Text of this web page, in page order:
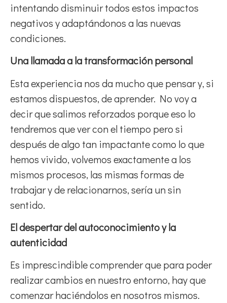
intentando disminuir todos estos impactos
negativos y adaptándonos a las nuevas
condiciones.
Una llamada a la transformación personal
Esta experiencia nos da mucho que pensar y, si
estamos dispuestos, de aprender. No voy a
decir que salimos reforzados porque eso lo
tendremos que ver con el tiempo pero si
después de algo tan impactante como lo que
hemos vivido, volvemos exactamente a los
mismos procesos, las mismas formas de
trabajar y de relacionarnos, sería un sin
sentido.
El despertar del autoconocimiento y la
autenticidad
Es imprescindible comprender que para poder
realizar cambios en nuestro entorno, hay que
comenzar haciéndolos en nosotros mismos.